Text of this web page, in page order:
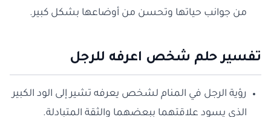
من جوانب حياتها وتحسن من أوضاعها بشكل كبير.
تفسير حلم شخص اعرفه للرجل
رؤية الرجل في المنام لشخص يعرفه تشير إلى الود الكبير
الذي يسود علاقتهما ببعضهما والثقة المتبادلة.